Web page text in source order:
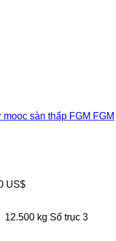
sàn thấp FGM FGM
US$
12.500 kg Số trục 3